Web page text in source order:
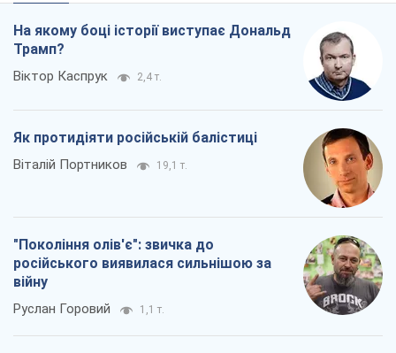
На якому боці історії виступає Дональд
Трамп?
Віктор Каспрук 2,4 т.
Як протидіяти російській балістиці
Віталій Портников 19,1 т.
"Покоління олів'є": звичка до
російського виявилася сильнішою за
війну
Руслан Горовий 1,1 т.